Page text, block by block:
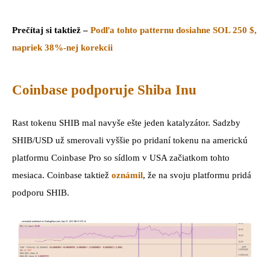
Prečítaj si taktiež – Podľa tohto patternu dosiahne SOL 250 $,
napriek 38%-nej korekcii
Coinbase podporuje Shiba Inu
Rast tokenu SHIB mal navyše ešte jeden katalyzátor. Sadzby
SHIB/USD už smerovali vyššie po pridaní tokenu na americkú
platformu Coinbase Pro so sídlom v USA začiatkom tohto
mesiaca. Coinbase taktiež oznámil, že na svoju platformu pridá
podporu SHIB.